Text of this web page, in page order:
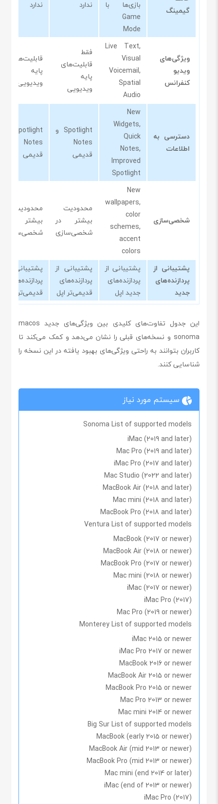
گیمینگ
بازی‌ها با
Game
Mode
ندارد ندارد
ویژگی‌های
ویدیو
کنفرانس
Live Text,
Visual
Voicemail,
Spatial
Audio
فقط
قابلیت‌های
پایه
ویدیویی
قابلیت‌های
پایه
ویدیویی
دسترسی به
اطلاعات
New
Widgets,
Quick
Notes,
Improved
Spotlight
Spotlight و
Notes
قدیمی
Notes
قدیمی
شخصی‌سازی
New
wallpapers,
color
schemes,
accent
colors
محدودیت
بیشتر در
شخصی‌سازی
محدودیت
بیشتر در
شخصی‌سازی
پشتیبانی از
پردازنده‌های
جدید
پشتیبانی از
پردازنده‌های
جدید اپل
پشتیبانی از
پردازنده‌های
قدیمی‌تر اپل
پشتیبانی از
پردازنده‌های
قدیمی‌تر اپل
این جدول تفاوت‌های کلیدی بین ویژگی‌های جدید macos
sonoma و نسخه‌های قبلی را نشان می‌دهد و کمک می‌کند تا
کاربران بتوانند به راحتی ویژگی‌های بهبود یافته در این نسخه را
شناسایی کنند.
سیستم مورد نیاز
Sonoma List of supported models
iMac (2019 and later)
Mac Pro (2019 and later)
iMac Pro (2017 and later)
Mac Studio (2022 and later)
MacBook Air (2018 and later)
Mac mini (2018 and later)
MacBook Pro (2018 and later)
Ventura List of supported models
MacBook (2017 or newer)
MacBook Air (2018 or newer)
MacBook Pro (2017 or newer)
Mac mini (2018 or newer)
iMac (2017 or newer)
iMac Pro (2017)
Mac Pro (2019 or newer)
Monterey List of supported models
iMac 2015 or newer
iMac Pro 2017 or newer
MacBook 2016 or newer
MacBook Air 2015 or newer
MacBook Pro 2015 or newer
Mac Pro 2013 or newer
Mac mini 2014 or newer
Big Sur List of supported models
MacBook (early 2015 or newer)
MacBook Air (mid 2013 or newer)
MacBook Pro (mid 2013 or newer)
Mac mini (end 2014 or later)
iMac (end of 2013 or newer)
iMac Pro (2017)